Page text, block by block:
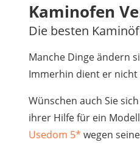
Außenleuchte mit
Ozongenerator
Powerbank
Smart-Home-
Schlüsseltresor
Regendusche
Reizstromgerät
Infrarot-Thermometer
Kaminofen
Die besten
Manche Dinge ändern
Immerhin dient er nicht
Wünschen auch Sie
ihrer Hilfe für ein
Usedom 5* wegen